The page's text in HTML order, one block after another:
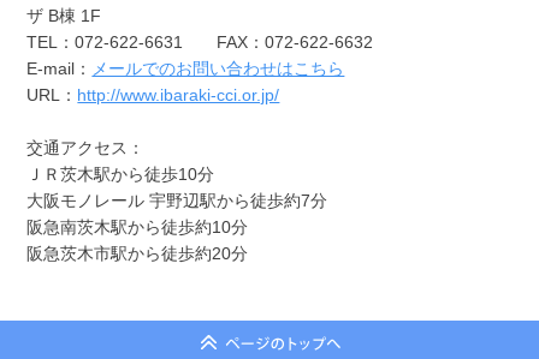
ザ B棟 1F
TEL：072-622-6631 FAX：072-622-6632
E-mail：
メールでのお問い合わせはこちら
URL： http://www.ibaraki-cci.or.jp/
交通アクセス：
ＪＲ茨木駅から徒歩10分
大阪モノレール 宇野辺駅から徒歩約7分
阪急南茨木駅から徒歩約10分
阪急茨木市駅から徒歩約20分